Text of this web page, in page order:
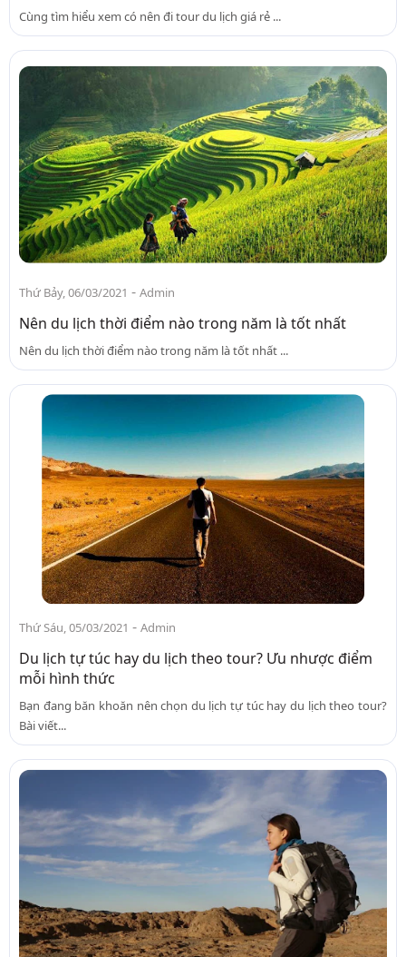
Cùng tìm hiểu xem có nên đi tour du lịch giá rẻ ...
Thứ Bảy, 06/03/2021 - Admin
Nên du lịch thời điểm nào trong năm là tốt nhất
Nên du lịch thời điểm nào trong năm là tốt nhất ...
Thứ Sáu, 05/03/2021 - Admin
Du lịch tự túc hay du lịch theo tour? Ưu nhược điểm
mỗi hình thức
Bạn đang băn khoăn nên chọn du lịch tự túc hay du lịch theo tour?
Bài viết...